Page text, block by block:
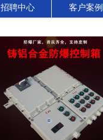
招聘中心 客户案例